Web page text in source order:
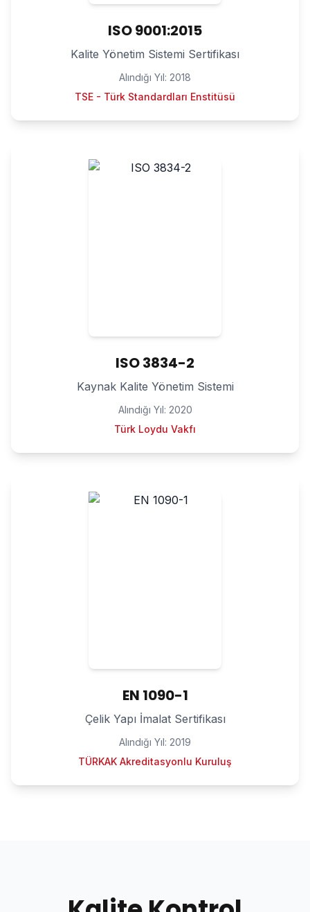
ISO 9001:2015
Kalite Yönetim Sistemi Sertifikası
Alındığı Yıl: 2018
TSE - Türk Standardları Enstitüsü
ISO 3834-2
Kaynak Kalite Yönetim Sistemi
Alındığı Yıl: 2020
Türk Loydu Vakfı
EN 1090-1
Çelik Yapı İmalat Sertifikası
Alındığı Yıl: 2019
TÜRKAK Akreditasyonlu Kuruluş